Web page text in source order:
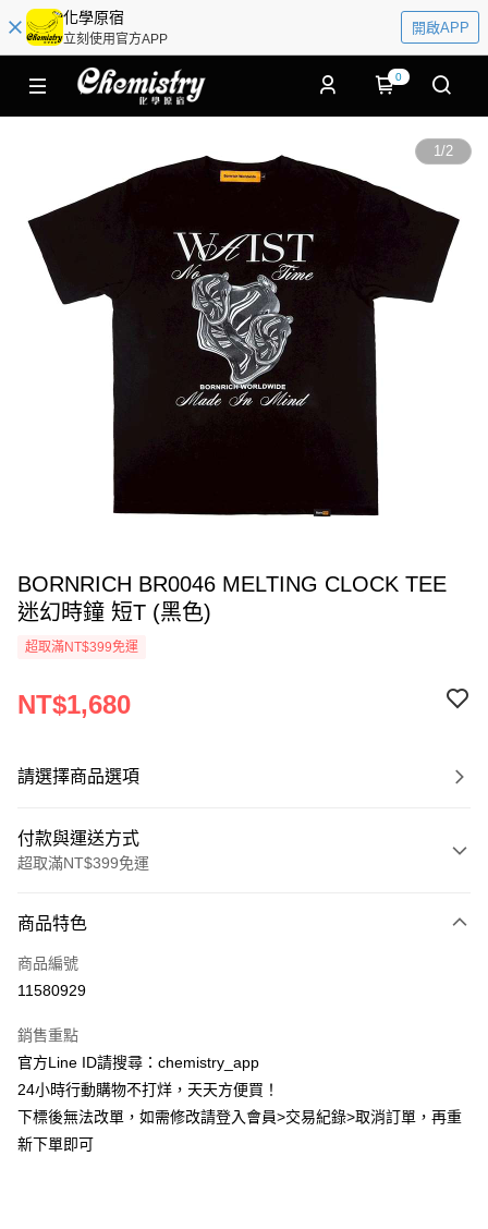
化學原宿
立刻使用官方APP
開啟APP
0
1/2
BORNRICH BR0046 MELTING CLOCK TEE
迷幻時鐘 短T (黑色)
超取滿NT$399免運
NT$1,680
請選擇商品選項
付款與運送方式
超取滿NT$399免運
信用卡一次付款
超商取貨付款
Apple Pay
街口支付
悠遊付
商品特色
商品編號
11580929
銷售重點
官方Line ID請搜尋：chemistry_app
24小時行動購物不打烊，天天方便買！
下標後無法改單，如需修改請登入會員>交易紀錄>取消訂單，再重
新下單即可